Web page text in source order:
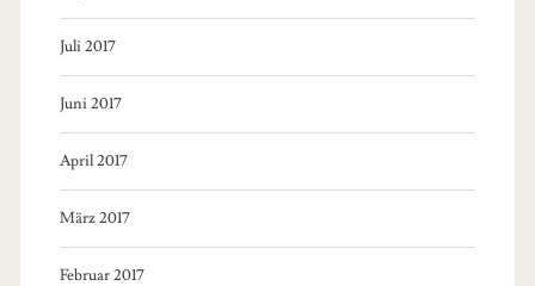
Juli 2017
Juni 2017
April 2017
März 2017
Februar 2017